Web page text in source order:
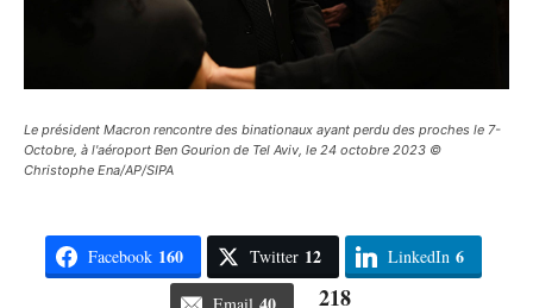
Le président Macron rencontre des binationaux ayant perdu des proches le 7-
Octobre, à l'aéroport Ben Gourion de Tel Aviv, le 24 octobre 2023 ©
Christophe Ena/AP/SIPA
Facebook 160 Twitter 12 LinkedIn 6
218